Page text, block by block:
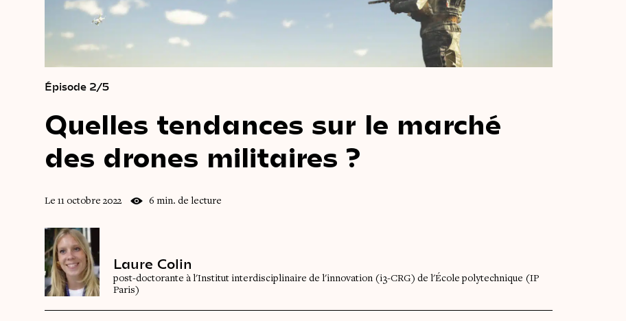
Épisode 2/5
Quelles tendances sur le marché
des drones militaires ?
Le 11 octobre 2022 6 min. de lecture
Laure Colin
post-doctorante à l'Institut interdisciplinaire de l'innovation (i3-CRG) de l'École polytechnique (IP
Paris)